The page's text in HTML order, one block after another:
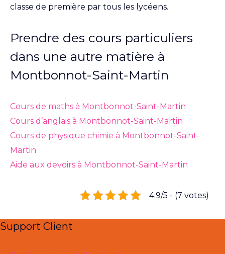
classe de première par tous les lycéens.
Prendre des cours particuliers
dans une autre matière à
Montbonnot-Saint-Martin
Cours de maths à Montbonnot-Saint-Martin
Cours d’anglais à Montbonnot-Saint-Martin
Cours de physique chimie à Montbonnot-Saint-
Martin
Aide aux devoirs à Montbonnot-Saint-Martin
4.9/5 - (7 votes)
Support Client